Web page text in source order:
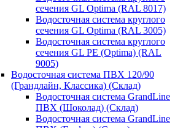
сечения GL Optima (RAL 8017)
Водосточная система круглого
сечения GL Optima (RAL 3005)
Водосточная система круглого
сечения GL PE (Optima) (RAL
9005)
Водосточная система ПВХ 120/90
(Грандлайн, Классика) (Склад)
Водосточная система GrandLine
ПВХ (Шоколад) (Склад)
Водосточная система GrandLine